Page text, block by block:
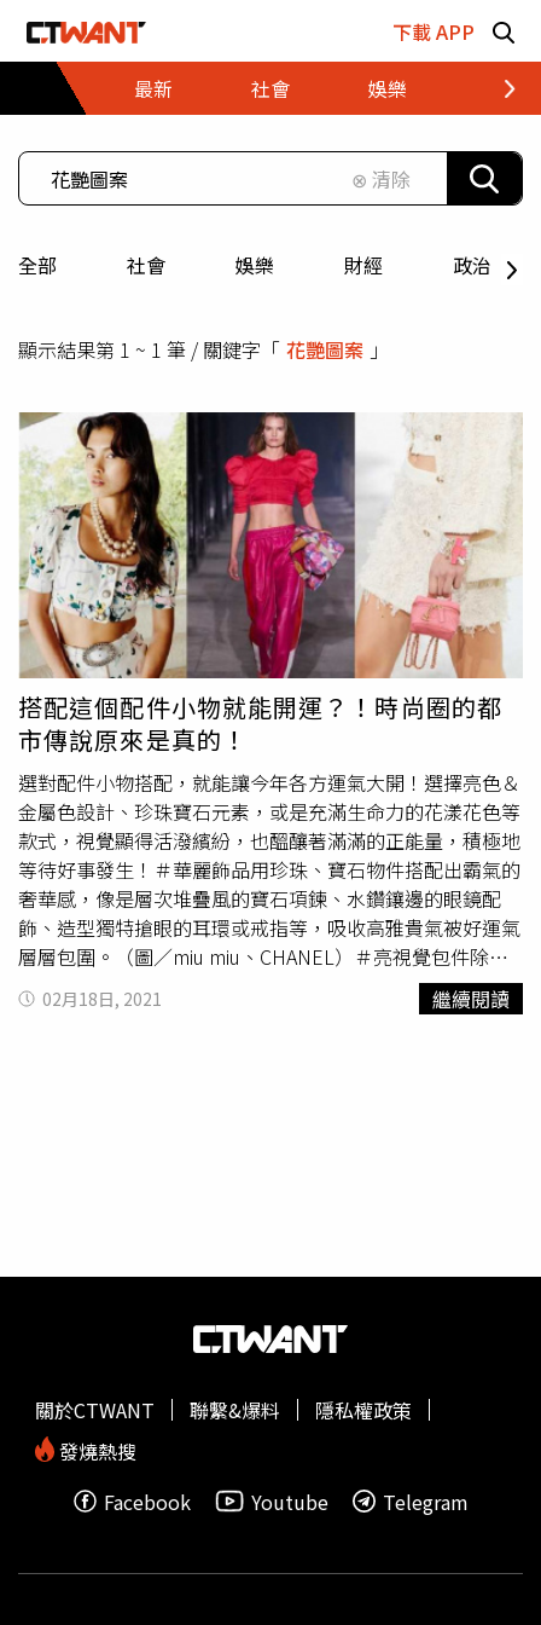
下載 APP
最新
社會 娛樂 財經
⊗ 清除
全部 社會 娛樂 財經 政治
顯示結果第 1 ~ 1 筆 / 關鍵字「 花艷圖案 」
搭配這個配件小物就能開運？！時尚圈的都
市傳說原來是真的！
選對配件小物搭配，就能讓今年各方運氣大開！選擇亮色＆
金屬色設計、珍珠寶石元素，或是充滿生命力的花漾花色等
款式，視覺顯得活潑繽紛，也醞釀著滿滿的正能量，積極地
等待好事發生！＃華麗飾品用珍珠、寶石物件搭配出霸氣的
奢華感，像是層次堆疊風的寶石項鍊、水鑽鑲邊的眼鏡配
飾、造型獨特搶眼的耳環或戒指等，吸收高雅貴氣被好運氣
層層包圍。（圖／miu miu、CHANEL）＃亮視覺包件除了
被視為開運定番的大紅色設計，今年春夏黃、橘、綠、螢光
色也都是亮眼的時尚話題，或是象徵萬物生命的花艷圖案與
02月18日, 2021 繼續閱讀
關於CTWANT 聯繫&爆料
隱私權政策
發燒熱搜
Facebook
Youtube Telegram